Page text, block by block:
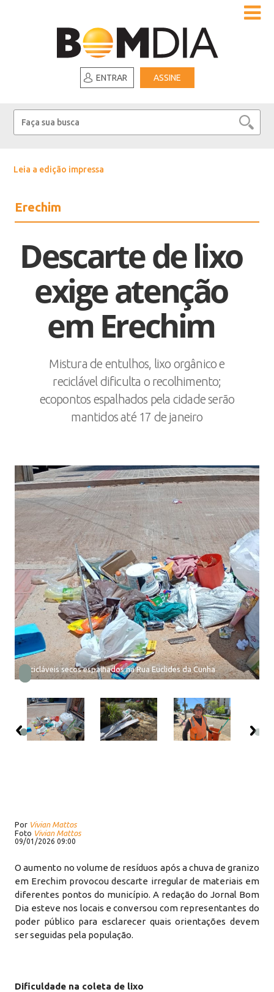
ENTRAR ASSINE
Leia a edição impressa
Erechim
Descarte de lixo
exige atenção
em Erechim
Mistura de entulhos, lixo orgânico e
reciclável dificulta o recolhimento;
ecopontos espalhados pela cidade serão
mantidos até 17 de janeiro
Recicláveis secos espalhados na Rua Euclides da Cunha
Por Vivian Mattos
Foto Vivian Mattos
09/01/2026 09:00
O aumento no volume de resíduos após a chuva de granizo
em Erechim provocou descarte irregular de materiais em
diferentes pontos do município. A redação do Jornal Bom
Dia esteve nos locais e conversou com representantes do
poder público para esclarecer quais orientações devem
ser seguidas pela população.
Dificuldade na coleta de lixo